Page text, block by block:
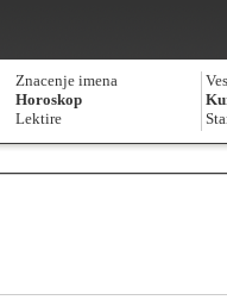
Znacenje imena
Horoskop
Lektire